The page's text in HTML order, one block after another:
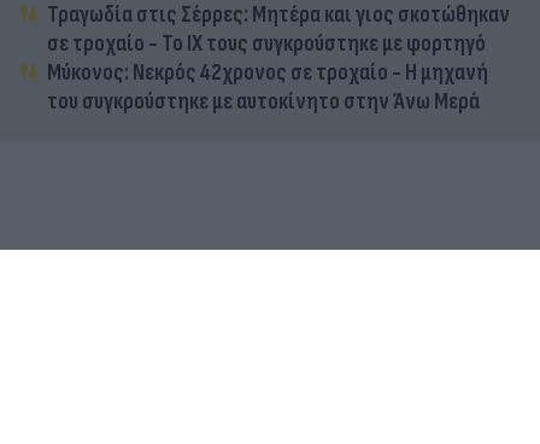
Τραγωδία στις Σέρρες: Μητέρα και γιος σκοτώθηκαν
σε τροχαίο - Το ΙΧ τους συγκρούστηκε με φορτηγό
Μύκονος: Νεκρός 42χρονος σε τροχαίο - Η μηχανή
του συγκρούστηκε με αυτοκίνητο στην Άνω Μερά